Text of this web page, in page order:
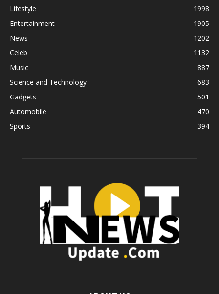
Lifestyle
1998
Entertainment
1905
News
1202
Celeb
1132
Music
887
Science and Technology
683
Gadgets
501
Automobile
470
Sports
394